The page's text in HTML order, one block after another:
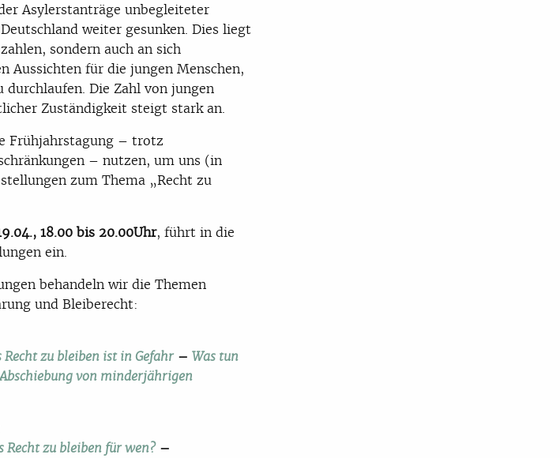
Asylerstanträge unbegleiteter
weiter gesunken. Dies liegt
sondern auch an sich
Aussichten für die jungen Menschen,
Die Zahl von jungen
Zuständigkeit steigt stark an.
Frühjahrstagung – trotz
– nutzen, um uns (in
zum Thema „Recht zu
18.00 bis 20.00Uhr, führt in die
ein.
behandeln wir die Themen
und Bleiberecht:
Recht zu bleiben ist in Gefahr – Was tun
von minderjährigen
Recht zu bleiben für wen?–